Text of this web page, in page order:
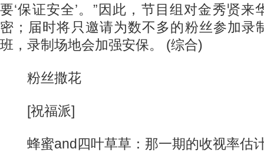
要‘保证安全’。”因此，节目组对金秀贤
密；届时将只邀请为数不多的粉丝参加录
班，录制场地会加强安保。 (综合)
粉丝撒花
[祝福派]
蜂蜜and四叶草草：那一期的收视率估